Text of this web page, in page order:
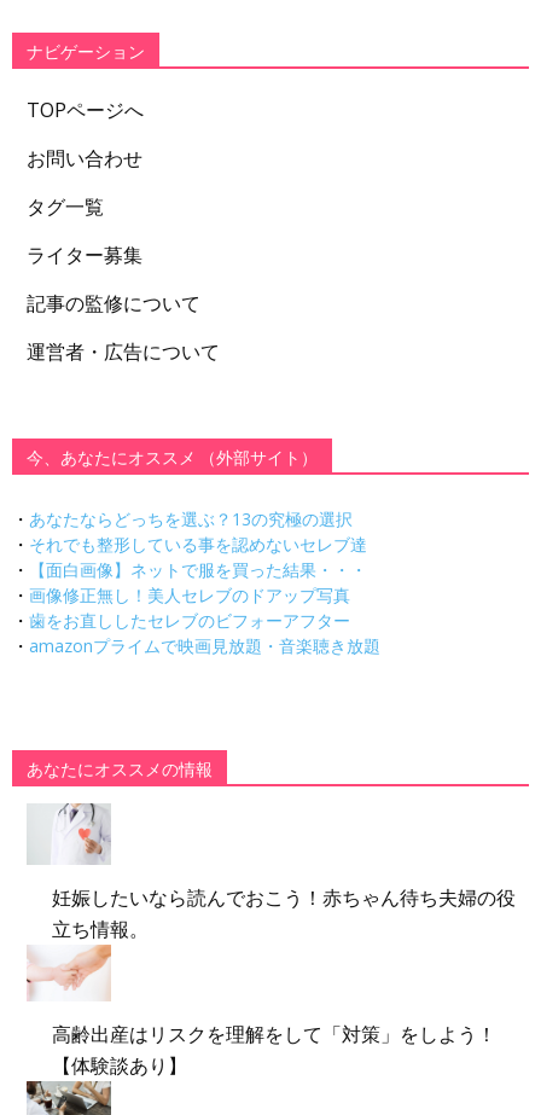
ー
ナビゲーション
TOPページへ
お問い合わせ
タグ一覧
ライター募集
記事の監修について
運営者・広告について
今、あなたにオススメ （外部サイト）
・ あなたならどっちを選ぶ？13の究極の選択
・ それでも整形している事を認めないセレブ達
・
【面白画像】ネットで服を買った結果・・・
・ 画像修正無し！美人セレブのドアップ写真
・ 歯をお直ししたセレブのビフォーアフター
・ amazonプライムで映画見放題・音楽聴き放題
あなたにオススメの情報
妊娠したいなら読んでおこう！赤ちゃん待ち夫婦の役
立ち情報。
高齢出産はリスクを理解をして「対策」をしよう！
【体験談あり】